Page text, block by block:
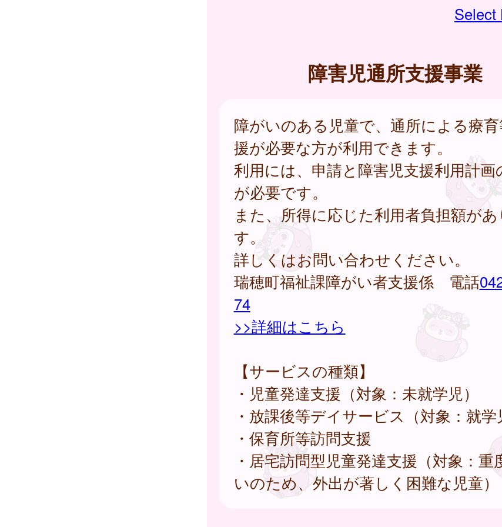
Select
障害児通所支援事業
障がいのある児童で、通所による療
援が必要な方が利用できます。
利用には、申請と障害児支援利用計画
が必要です。
また、所得に応じた利用者負担額があ
す。
詳しくはお問い合わせください。
瑞穂町福祉課障がい者支援係 電話
74
>>詳細はこちら
【サービスの種類】
・児童発達支援（対象：未就学児）
・放課後等デイサービス（対象：就学
・保育所等訪問支援
・居宅訪問型児童発達支援（対象：重
いのため、外出が著しく困難な児童）